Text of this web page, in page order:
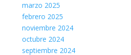
marzo 2025
febrero 2025
noviembre 2024
octubre 2024
septiembre 2024